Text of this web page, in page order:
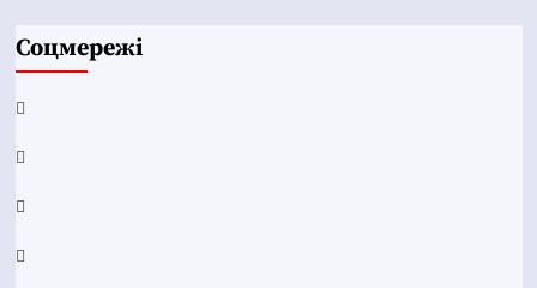
Соцмережі
Facebook
YouTube
Telegram
Instagram